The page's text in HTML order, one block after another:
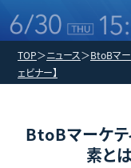
TOP ニュース
BtoBマ
ェビナー】
BtoBマーケテ
素と